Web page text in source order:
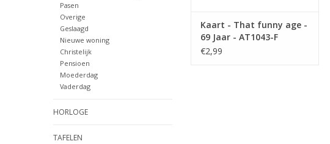
Pasen
Overige
Geslaagd
Nieuwe woning
Christelijk
Pensioen
Moederdag
Vaderdag
HORLOGE
TAFELEN
Kaart - That funny age -
69 Jaar - AT1043-F
€2,99